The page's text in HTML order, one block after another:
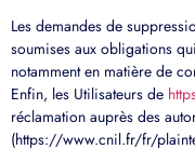
Les demandes de
soumises aux obligations
notamment en matière de
Enfin, les Utilisateurs de
réclamation auprès des
(https://www.cnil.fr/fr/